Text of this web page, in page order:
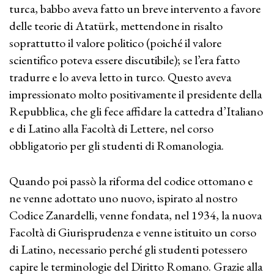
turca, babbo aveva fatto un breve intervento a favore
delle teorie di Atatürk, mettendone in risalto
soprattutto il valore politico (poiché il valore
scientifico poteva essere discutibile); se l’era fatto
tradurre e lo aveva letto in turco. Questo aveva
impressionato molto positivamente il presidente della
Repubblica, che gli fece affidare la cattedra d’Italiano
e di Latino alla Facoltà di Lettere, nel corso
obbligatorio per gli studenti di Romanologia.
Quando poi passò la riforma del codice ottomano e
ne venne adottato uno nuovo, ispirato al nostro
Codice Zanardelli, venne fondata, nel 1934, la nuova
Facoltà di Giurisprudenza e venne istituito un corso
di Latino, necessario perché gli studenti potessero
capire le terminologie del Diritto Romano. Grazie alla